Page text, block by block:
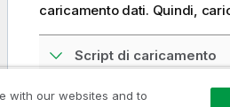
caricamento dati. Quindi,
Script di caricamento
with our websites and to